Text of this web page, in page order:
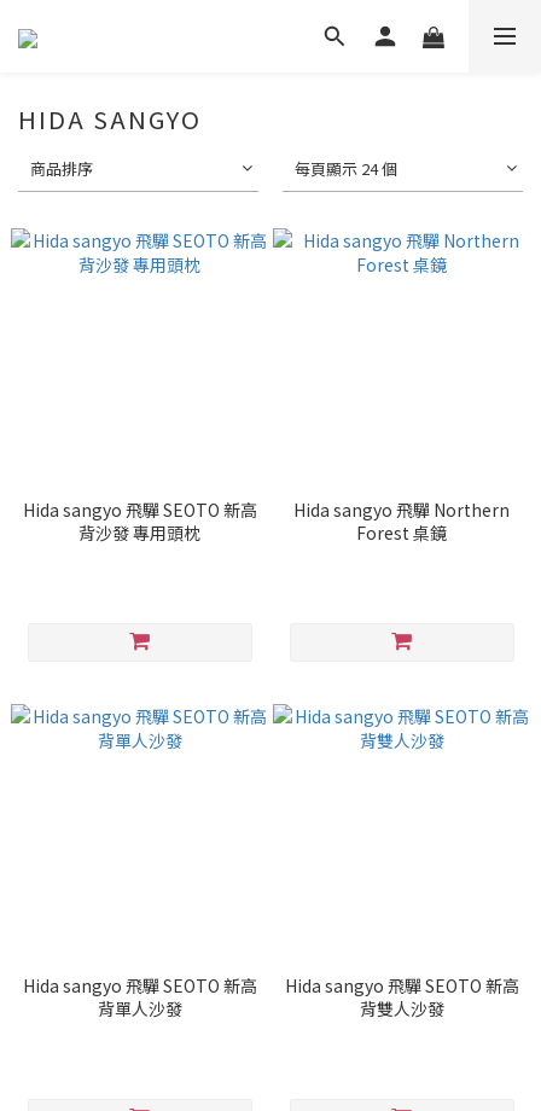
HIDA SANGYO
商品排序 每頁顯示 24 個
Hida sangyo 飛驒 SEOTO 新高
背沙發 專用頭枕
Hida sangyo 飛驒 Northern
Forest 桌鏡
Hida sangyo 飛驒 SEOTO 新高
背單人沙發
Hida sangyo 飛驒 SEOTO 新高
背雙人沙發